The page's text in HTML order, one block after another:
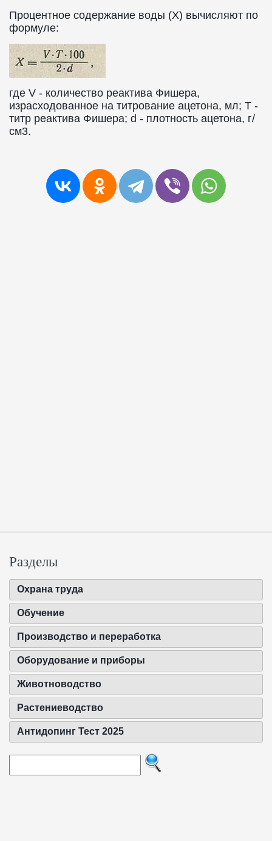
Процентное содержание воды (X) вычисляют по
формуле:
где V - количество реактива Фишера,
израсходованное на титрование ацетона, мл; Т -
титр реактива Фишера; d - плотность ацетона, г/
см3.
Разделы
Охрана труда
Обучение
Производство и переработка
Оборудование и приборы
Животноводство
Растениеводство
Антидопинг Тест 2025